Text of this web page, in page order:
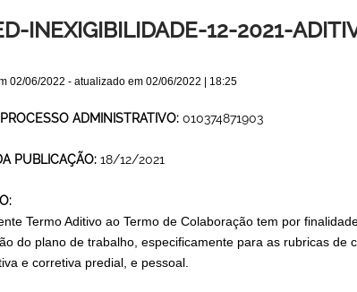
INEXIGIBILIDADE-12-2021-
02/06/2022 - atualizado em 02/06/2022 | 18:25
ADMINISTRATIVO: 010374871903
PUBLICAÇÃO: 18/12/2021
Termo Aditivo ao Termo de Colaboração tem por
do plano de trabalho, especificamente para as rubricas
e corretiva predial, e pessoal.